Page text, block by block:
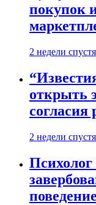
покупок
2 недели спустя
открыть
согласия
2 недели спустя
поведение